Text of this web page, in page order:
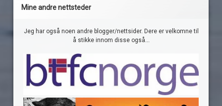
Mine andre nettsteder
Jeg har også noen andre blogger/nettsider. Dere er velkomne til
å stikke innom disse også...